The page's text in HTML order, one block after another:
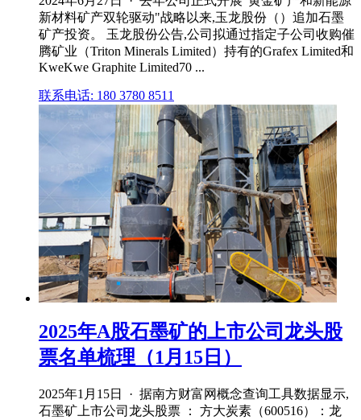
新材料矿产双轮驱动"战略以来,玉龙股份（）追加石墨
矿产投资。 玉龙股份公告,公司拟通过指定子公司收购催
腾矿业（Triton Minerals Limited）持有的Grafex Limited和
KweKwe Graphite Limited70 ...
联系电话: 180 3780 8511
2025年A股石墨矿的上市公司龙头股
票名单梳理（1月15日）
2025年1月15日 · 据南方财富网概念查询工具数据显示,
石墨矿上市公司龙头股票 ： 方大炭素（600516）：龙